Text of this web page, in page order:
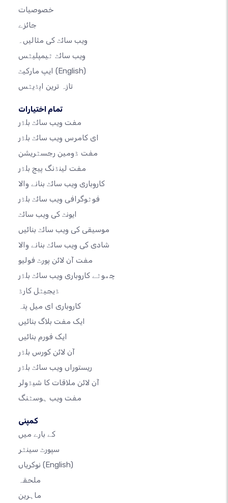
خصوصیات
جائزے
ویب سائٹ کی مثالیں۔
ویب سائٹ ٹیمپلیٹس
(English)
تازہ ترین اپڈیٹس
تمام اختیارات
مفت ویب سائٹ بلڈر
ای کامرس ویب سائٹ بلڈر
مفت ڈومین رجسٹریشن
مفت لینڈنگ پیج بلڈر
کاروباری ویب سائٹ بنانے والا
فوٹوگرافی ویب سائٹ بلڈر
ایونٹ کی ویب سائٹ
موسیقی کی ویب سائٹ بنائیں
شادی کی ویب سائٹ بنانے والا
مفت آن لائن پورٹ فولیو
چھوٹے کاروباری ویب سائٹ بلڈر
ڈیجیٹل کارڈ
کاروباری ای میل پتہ
ایک مفت بلاگ بنائیں
ایک فورم بنائیں
آن لائن کورس بلڈر
ریستوراں ویب سائٹ بلڈر
آن لائن ملاقات کا شیڈولر
مفت ویب ہوسٹنگ
کمپنی
کے بارے میں
سپورٹ سینٹر
(English)
ملحقہ
ماہرین